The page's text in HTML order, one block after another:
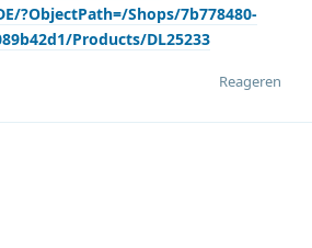
?ObjectPath=/Shops/7b778480-
Products/DL25233
Reageren